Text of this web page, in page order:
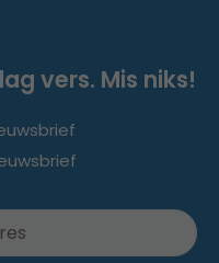
vers. Mis niks!